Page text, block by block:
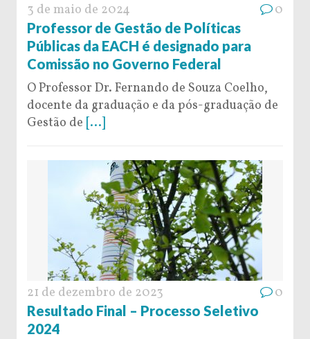
3 de maio de 2024 0
Professor de Gestão de Políticas
Públicas da EACH é designado para
Comissão no Governo Federal
O Professor Dr. Fernando de Souza Coelho,
docente da graduação e da pós-graduação de
Gestão de [...]
21 de dezembro de 2023 0
Resultado Final – Processo Seletivo
2024